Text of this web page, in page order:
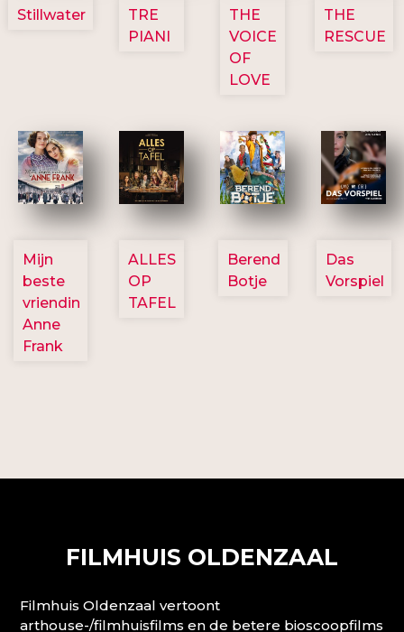
Stillwater
TRE
PIANI
THE
VOICE
OF
LOVE
THE
RESCUE
2757
Mijn
beste
vriendin
Anne
Frank
3154
ALLES
OP
TAFEL
2799
Berend
Botje
2777
Das
Vorspiel
FILMHUIS OLDENZAAL
Filmhuis Oldenzaal vertoont
arthouse-/filmhuisfilms en de betere bioscoopfilms